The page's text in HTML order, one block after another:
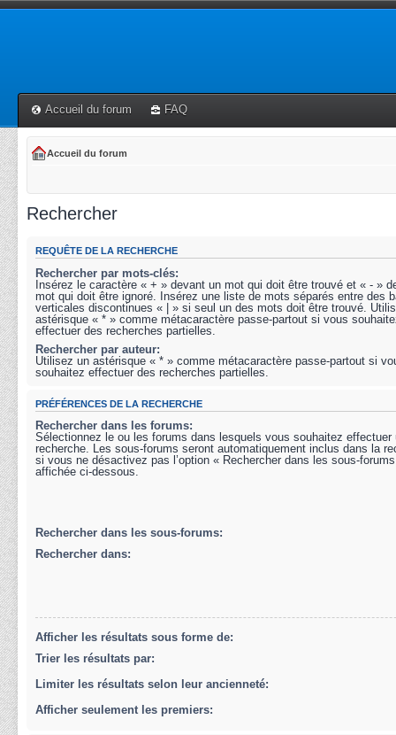
Accueil du forum FAQ
Accueil du forum
Rechercher
REQUÊTE DE LA RECHERCHE
Rechercher par mots-clés:
Insérez le caractère « + » devant un mot qui doit être trouvé et « - »
mot qui doit être ignoré. Insérez une liste de mots séparés entre des
verticales discontinues « | » si seul un des mots doit être trouvé.
astérisque « * » comme métacaractère passe-partout si vous
effectuer des recherches partielles.
Rechercher par auteur:
Utilisez un astérisque « * » comme métacaractère passe-partout si
souhaitez effectuer des recherches partielles.
PRÉFÉRENCES DE LA RECHERCHE
Rechercher dans les forums:
Sélectionnez le ou les forums dans lesquels vous souhaitez effectuer
recherche. Les sous-forums seront automatiquement inclus dans la
si vous ne désactivez pas l’option « Rechercher dans les sous-
affichée ci-dessous.
Rechercher dans les sous-forums:
Rechercher dans:
Afficher les résultats sous forme de:
Trier les résultats par:
Limiter les résultats selon leur ancienneté:
Afficher seulement les premiers: